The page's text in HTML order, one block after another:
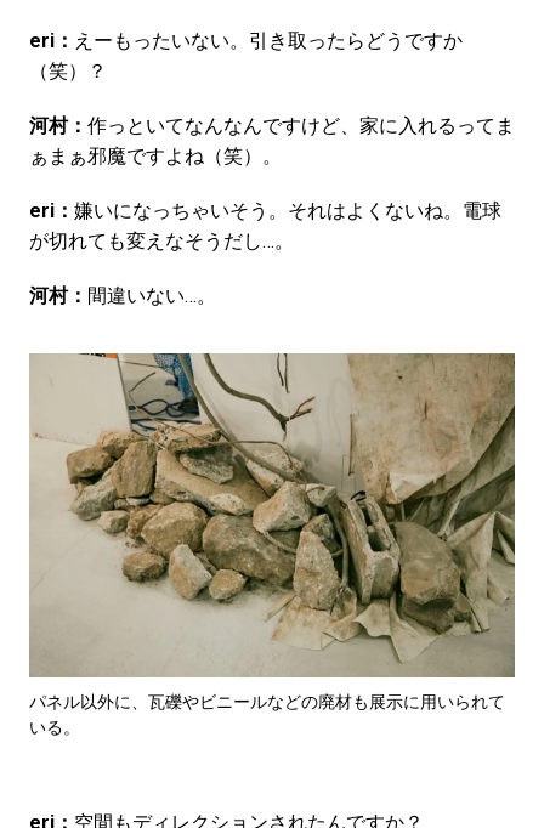
eri： えーもったいない。引き取ったらどうですか
（笑）？
河村： 作っといてなんなんですけど、家に入れるってま
ぁまぁ邪魔ですよね（笑）。
eri： 嫌いになっちゃいそう。それはよくないね。電球
が切れても変えなそうだし…。
河村： 間違いない…。
パネル以外に、瓦礫やビニールなどの廃材も展示に用いられて
いる。
eri： 空間もディレクションされたんですか？